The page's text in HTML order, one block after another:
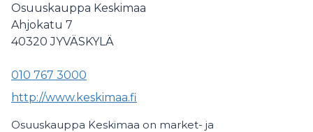
Osuuskauppa Keskimaa
Ahjokatu 7
40320 JYVÄSKYLÄ
010 767 3000
http://www.keskimaa.fi
Osuuskauppa Keskimaa on market- ja